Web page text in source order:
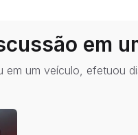
em
um veículo, efetuou